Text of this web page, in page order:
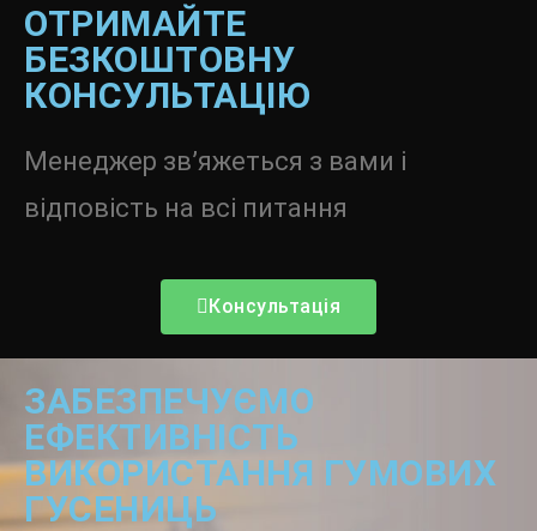
ОТРИМАЙТЕ
БЕЗКОШТОВНУ
КОНСУЛЬТАЦІЮ
Менеджер зв’яжеться з вами і
відповість на всі питання
Консультація
ЗАБЕЗПЕЧУЄМО
ЕФЕКТИВНІСТЬ
ВИКОРИСТАННЯ ГУМОВИХ
ГУСЕНИЦЬ